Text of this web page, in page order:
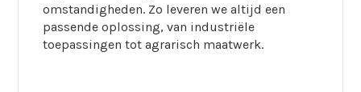
omstandigheden. Zo leveren we altijd een
passende oplossing, van industriële
toepassingen tot agrarisch maatwerk.